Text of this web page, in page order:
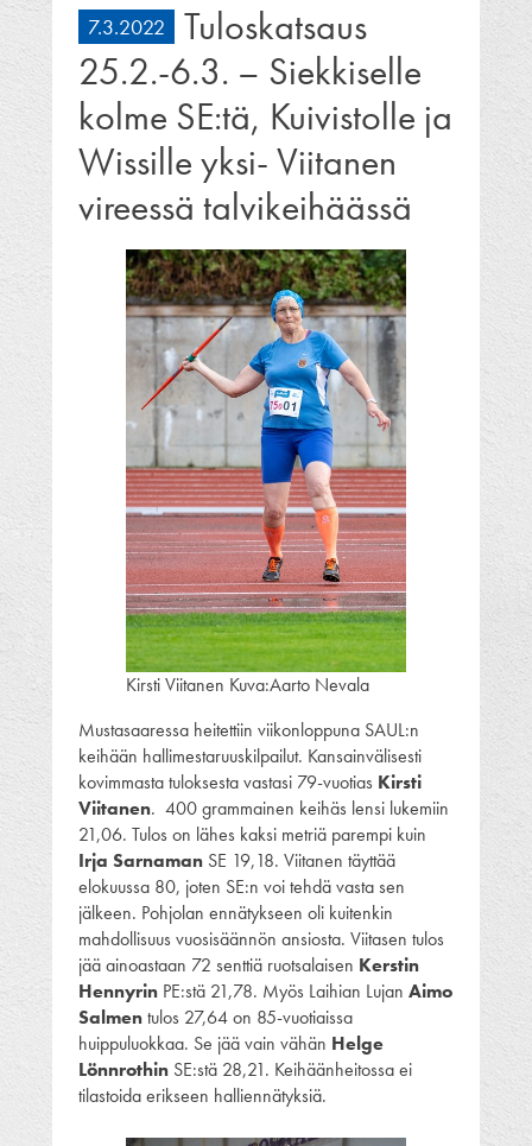
7.3.2022
Tuloskatsaus
25.2.-6.3. – Siekkiselle
kolme SE:tä, Kuivistolle ja
Wissille yksi- Viitanen
vireessä talvikeihäässä
Kirsti Viitanen Kuva:Aarto Nevala
Mustasaaressa heitettiin viikonloppuna SAUL:n
keihään hallimestaruuskilpailut. Kansainvälisesti
kovimmasta tuloksesta vastasi 79-vuotias Kirsti
Viitanen. 400 grammainen keihäs lensi lukemiin
21,06. Tulos on lähes kaksi metriä parempi kuin
Irja Sarnaman SE 19,18. Viitanen täyttää
elokuussa 80, joten SE:n voi tehdä vasta sen
jälkeen. Pohjolan ennätykseen oli kuitenkin
mahdollisuus vuosisäännön ansiosta. Viitasen tulos
jää ainoastaan 72 senttiä ruotsalaisen Kerstin
Hennyrin PE:stä 21,78. Myös Laihian Lujan Aimo
Salmentulos 27,64 on 85-vuotiaissa
huippuluokkaa. Se jää vain vähän Helge
Lönnrothin SE:stä 28,21. Keihäänheitossa ei
tilastoida erikseen halliennätyksiä.